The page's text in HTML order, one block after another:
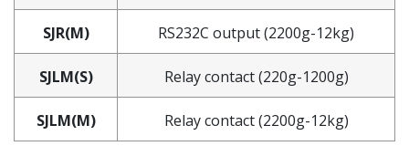
SJR(M) RS232C output (2200g-12kg)
SJLM(S) Relay contact (220g-1200g)
SJLM(M) Relay contact (2200g-12kg)